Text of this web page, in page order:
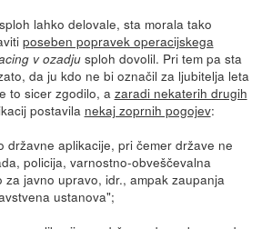
lahko delovale, sta morala tako
poseben popravek operacijskega
v ozadjusploh dovolil. Pri tem pa sta
da ju kdo ne bi označil za ljubitelja leta
to sicer zgodilo, a zaradi nekaterih drugih
postavila nekaj zoprnih pogojev:
državne aplikacije, pri čemer države ne
policija, varnostno-obveščevalna
za javno upravo, idr., ampak zaupanja
ustanova";